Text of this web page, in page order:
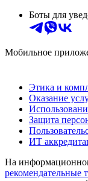
Боты для
Мобильное
Этика и
Оказание
Защита
ИТ
На
рекомендательные